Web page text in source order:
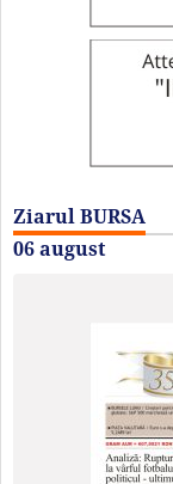
Ziarul BURSA
06 august